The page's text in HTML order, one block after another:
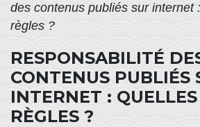
des contenus publiés sur internet
règles ?
RESPONSABILITÉ
CONTENUS PUBLIÉS
INTERNET :
RÈGLES ?